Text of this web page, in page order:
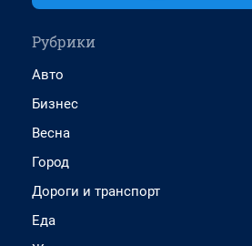
Рубрики
Авто
Бизнес
Весна
Город
Дороги и транспорт
Еда